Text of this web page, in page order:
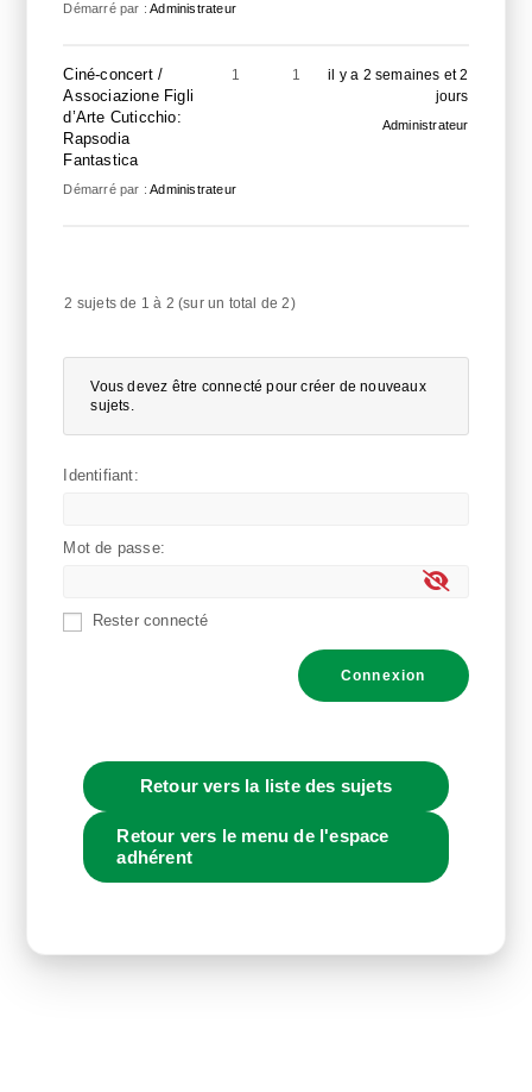
Démarré par :Administrateur
Ciné-concert /
Associazione Figli
d’Arte Cuticchio:
Rapsodia
Fantastica
Démarré par :Administrateur
1 1
il y a 2 semaines et 2
jours
Administrateur
2 sujets de 1 à 2 (sur un total de 2)
Vous devez être connecté pour créer de nouveaux
sujets.
Identifiant:
Mot de passe:
Rester connecté
Connexion
Retour vers la liste des sujets
Retour vers le menu de l'espace
adhérent